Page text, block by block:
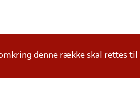
denne række skal rettes til